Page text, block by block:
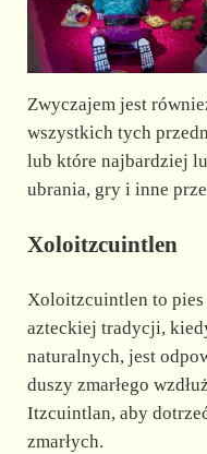
Zwyczajem jest
wszystkich tych
lub które najbardziej
ubrania, gry i inne
Xoloitzcuintlen
Xoloitzcuintlen to pies
azteckiej tradycji,
naturalnych, jest
duszy zmarłego
Itzcuintlan, aby
zmarłych.